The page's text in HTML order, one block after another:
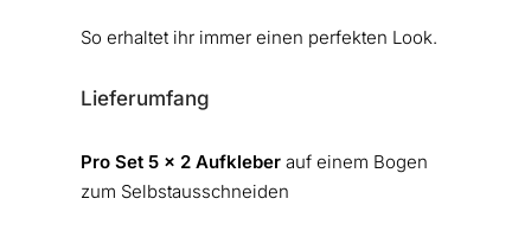
So erhaltet ihr immer einen perfekten Look.
Lieferumfang
Pro Set 5 x 2 Aufkleberauf einem Bogen
zum Selbstausschneiden